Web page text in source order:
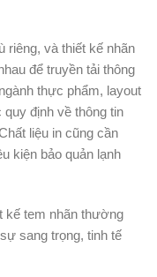
riêng, và thiết kế nhãn
để truyền tải thông
thực phẩm, layout
định về thông tin
liệu in cũng cần
kiện bảo quản lạnh
kế tem nhãn thường
sang trọng, tinh tế